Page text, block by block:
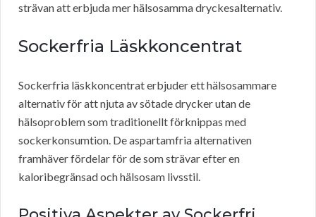
strävan att erbjuda mer hälsosamma dryckesalternativ.
Sockerfria Läskkoncentrat
Sockerfria läskkoncentrat erbjuder ett hälsosammare
alternativ för att njuta av sötade drycker utan de
hälsoproblem som traditionellt förknippas med
sockerkonsumtion. De aspartamfria alternativen
framhäver fördelar för de som strävar efter en
kaloribegränsad och hälsosam livsstil.